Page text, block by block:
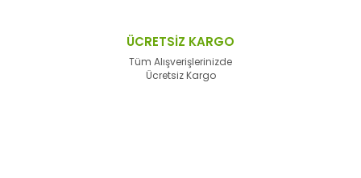
ÜCRETSİZ KARGO
Tüm Alışverişlerinizde
Ücretsiz Kargo